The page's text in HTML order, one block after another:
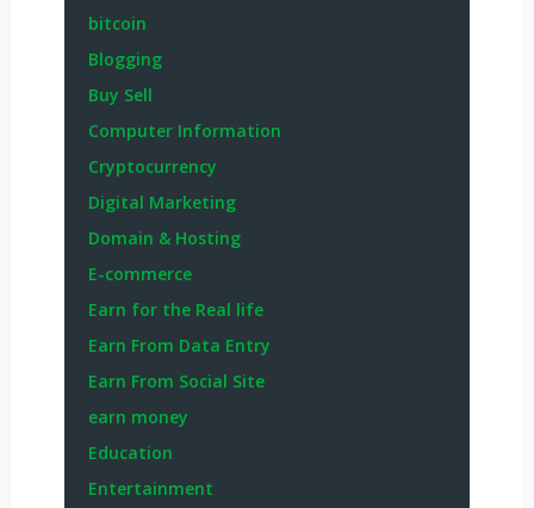
bitcoin
Blogging
Buy Sell
Computer Information
Cryptocurrency
Digital Marketing
Domain & Hosting
E-commerce
Earn for the Real life
Earn From Data Entry
Earn From Social Site
earn money
Education
Entertainment